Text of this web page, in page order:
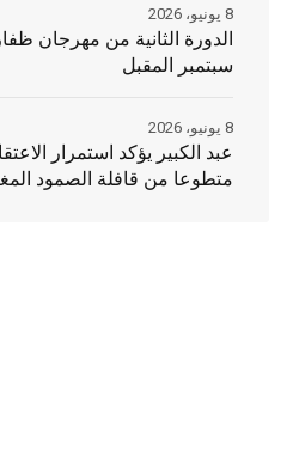
الدورة الثانية من مهرجان
سبتمبر المقبل
8 يونيو، 2026
متطوعا من قافلة الصمود
8 يونيو، 2026